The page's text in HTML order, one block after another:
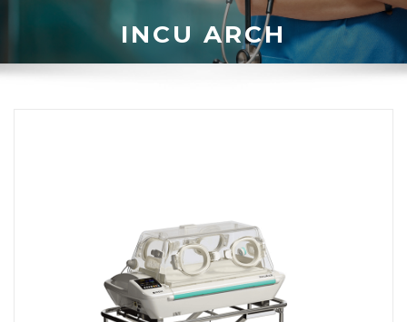
INCU ARCH